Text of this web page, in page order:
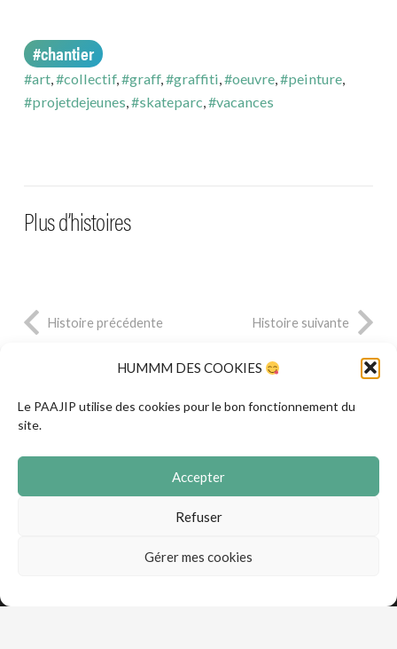
HUMMM DES COOKIES
Le PAAJIP utilise des cookies pour le bon fonctionnement du
site.
Accepter
Refuser
Gérer mes cookies
#chantier
#art,#collectif,#graff,#graffiti,#oeuvre,#peinture,
#projetdejeunes,#skateparc,#vacances
Plus d’histoires
pour les jeunes d’O2R
Biz’ART’Rit
partage
cœur de Foix
Histoire précédente Histoire suivante
© 2021 PAAJIP — Pôle Agglomération
Adolescence Jeunesse Information Prévention
Accueil
Contact
Mentions légales